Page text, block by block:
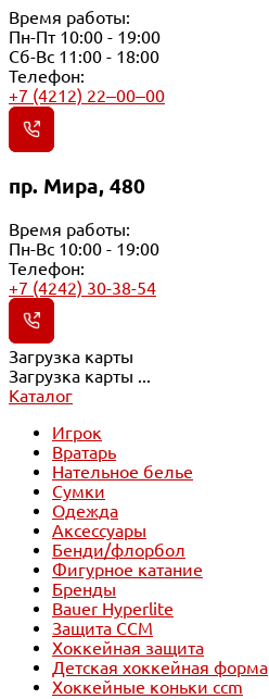
Время работы:
Пн-Пт 10:00 - 19:00
Сб-Вс 11:00 - 18:00
Телефон:
+7 (4212) 22‒00‒00
пр. Мира, 480
Время работы:
Пн-Вс 10:00 - 19:00
Телефон:
+7 (4242) 30-38-54
Загрузка карты
Загрузка карты ...
Каталог
Игрок
Вратарь
Нательное белье
Сумки
Одежда
Аксессуары
Бенди/флорбол
Фигурное катание
Бренды
Bauer Hyperlite
Защита CCM
Хоккейная защита
Детская хоккейная форма
Хоккейные коньки ccm